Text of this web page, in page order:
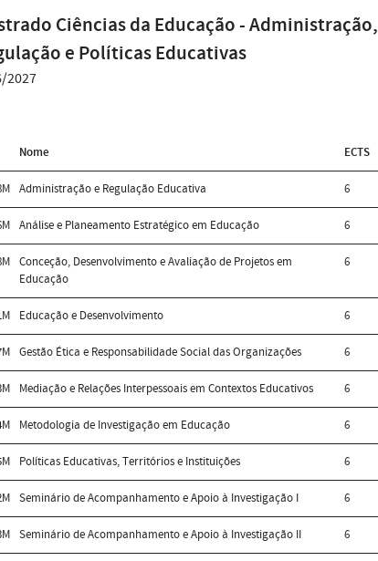
Ciências da Educação - Administração,
e Políticas Educativas
2027
Nome ECTS
Administração e Regulação Educativa 6
Análise e Planeamento Estratégico em Educação 6
Conceção, Desenvolvimento e Avaliação de Projetos em
Educação
6
Educação e Desenvolvimento 6
Gestão Ética e Responsabilidade Social das Organizações 6
Mediação e Relações Interpessoais em Contextos Educativos 6
Metodologia de Investigação em Educação 6
Políticas Educativas, Territórios e Instituições 6
Seminário de Acompanhamento e Apoio à Investigação I 6
Seminário de Acompanhamento e Apoio à Investigação II 6